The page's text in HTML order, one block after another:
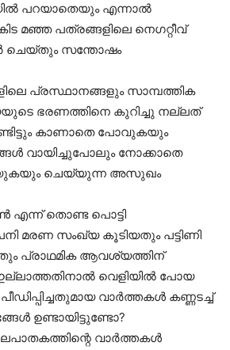
പറയാതെയും എന്നാൽ
മഞ്ഞ പത്രങ്ങളിലെ നെഗറ്റീവ്
ചെയ്തും സന്തോഷം
പ്രസ്ഥാനങ്ങളും സാമ്പത്തിക
ഭരണത്തിനെ കുറിച്ചു നല്ലത്
കാണാതെ പോവുകയും
വായിച്ചുപോലും നോക്കാതെ
ചെയ്യുന്ന അസുഖം
എന്ന് തൊണ്ട പൊട്ടി
പനി മരണ സംഖ്യ കൂടിയതും പട്ടിണി
പ്രാഥമിക ആവശ്യത്തിന്
വെളിയിൽ പോയ
വാർത്തകൾ കണ്ണടച്ച്
ഉണ്ടായിട്ടുണ്ടോ?
വാർത്തകൾ